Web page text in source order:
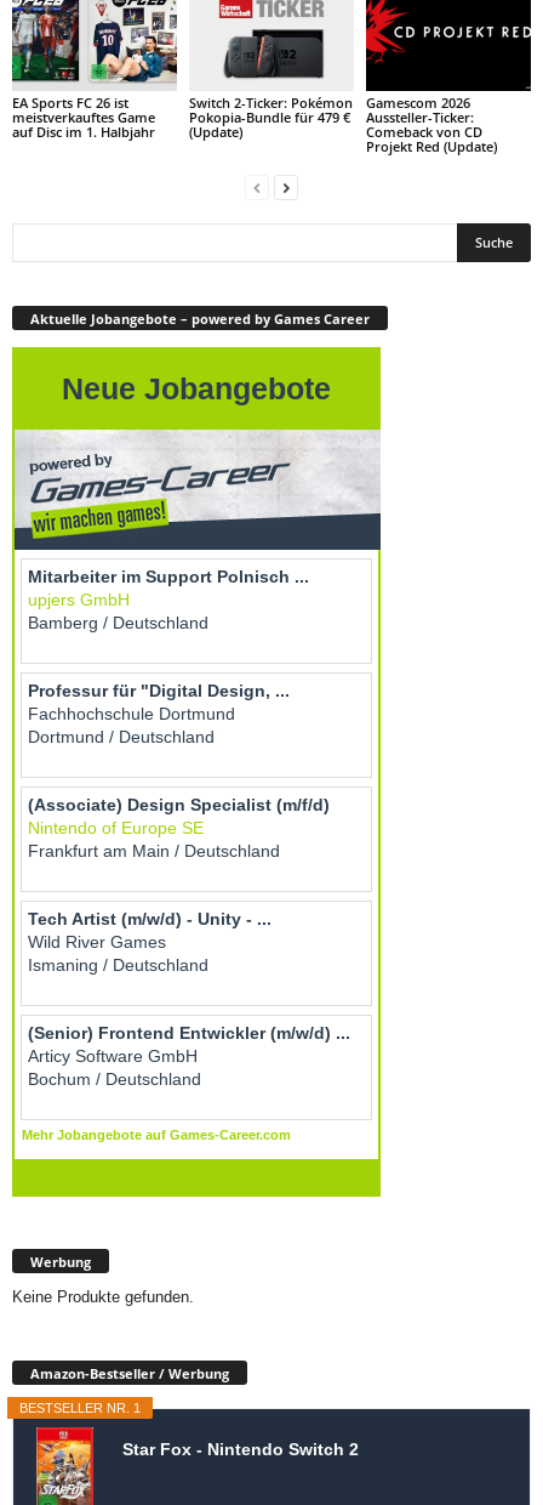
EA Sports FC 26 ist
meistverkauftes Game
auf Disc im 1. Halbjahr
Switch 2-Ticker: Pokémon
Pokopia-Bundle für 479 €
(Update)
Gamescom 2026
Aussteller-Ticker:
Comeback von CD
Projekt Red (Update)
Aktuelle Jobangebote – powered by Games Career
Werbung
Keine Produkte gefunden.
Amazon-Bestseller / Werbung
BESTSELLER NR. 1
Star Fox - Nintendo Switch 2